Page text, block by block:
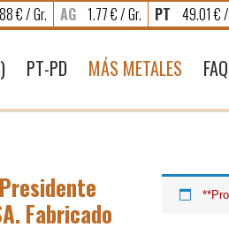
€ / Gr. AG 1.77 € / Gr. PT 49.01 €
PT-PD MÁS METALES FAQ
Fabricado